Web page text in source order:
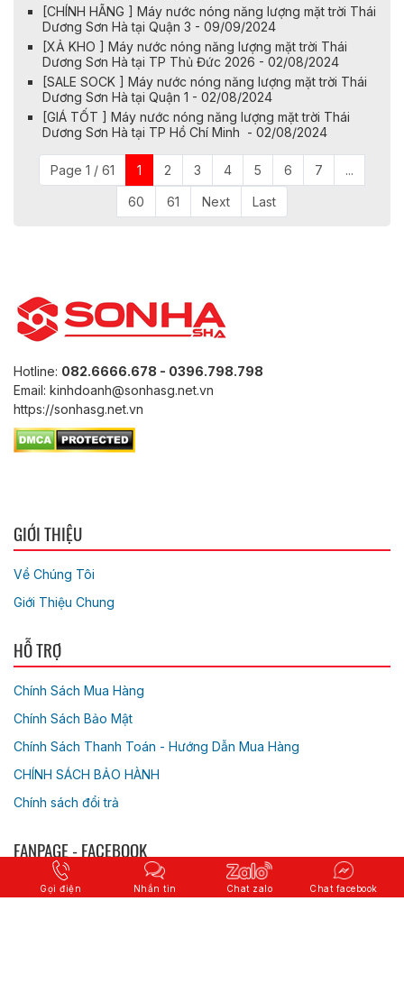
[CHÍNH HÃNG ] Máy nước nóng năng lượng mặt trời Thái
Dương Sơn Hà tại Quận 3 - 09/09/2024
[XẢ KHO ] Máy nước nóng năng lượng mặt trời Thái
Dương Sơn Hà tại TP Thủ Đức 2026 - 02/08/2024
[SALE SOCK ] Máy nước nóng năng lượng mặt trời Thái
Dương Sơn Hà tại Quận 1 - 02/08/2024
[GIÁ TỐT ] Máy nước nóng năng lượng mặt trời Thái
Dương Sơn Hà tại TP Hồ Chí Minh - 02/08/2024
Page 1 / 61 1 2 3 4 5 6 7 ...
60 61 Next Last
Hotline: 082.6666.678 - 0396.798.798
Email: kinhdoanh@sonhasg.net.vn
https://sonhasg.net.vn
GIỚI THIỆU
Về Chúng Tôi
Giới Thiệu Chung
HỖ TRỢ
Chính Sách Mua Hàng
Chính Sách Bảo Mật
Chính Sách Thanh Toán - Hướng Dẫn Mua Hàng
CHÍNH SÁCH BẢO HÀNH
Chính sách đổi trả
FANPAGE - FACEBOOK
Gọi điện Nhắn tin Chat zalo Chat facebook